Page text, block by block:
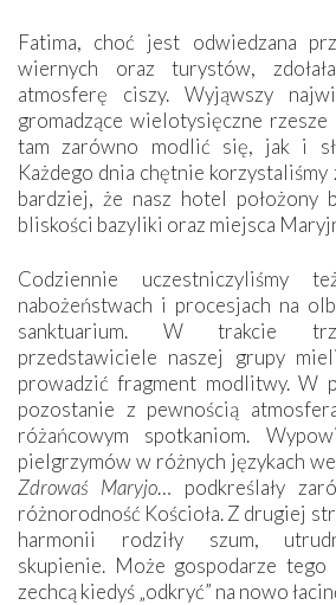
Fatima, choć jest odwiedzana
wiernych oraz turystów,
atmosferę ciszy. Wyjąwszy
gromadzące wielotysięczne rzesze
tam zarówno modlić się, jak i
Każdego dnia chętnie
bardziej, że nasz hotel położony
bliskości bazyliki oraz miejsca
Codziennie uczestniczyliśmy
nabożeństwach i procesjach na
sanktuarium. W trakcie
przedstawiciele naszej grupy
prowadzić fragment modlitwy. W
pozostanie z pewnością
różańcowym spotkaniom.
pielgrzymów w różnych językach
Zdrowaś Maryjo… podkreślały
różnorodność Kościoła. Z drugiej
harmonii rodziły szum,
skupienie. Może gospodarze tego
zechcą kiedyś „odkryć” na nowo